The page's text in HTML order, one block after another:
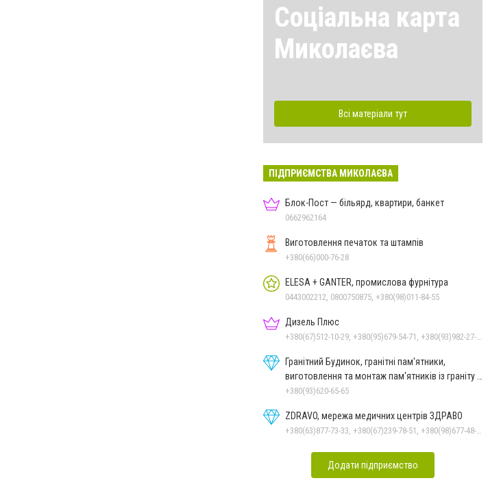
Соціальна карта
Миколаєва
Всі матеріали тут
ПІДПРИЄМСТВА МИКОЛАЄВА
Блок-Пост — більярд, квартири, банкет
0662962164
Виготовлення печаток та штампів
+380(66)000-76-28
ELESA + GANTER, промислова фурнітура
0443002212, 0800750875, +380(98)011-84-55
Дизель Плюс
Гранітний Будинок, гранітні пам'ятники,
виготовлення та монтаж пам'ятників із граніту в
Миколаєві
+380(93)620-65-65
ZDRAVO, мережа медичних центрів ЗДРАВО
Додати підприємство